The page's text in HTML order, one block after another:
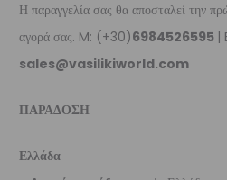
Η παραγγελία σας θα αποσταλεί την
αγορά σας. M: (+30)6984526595 |
sales@vasilikiworld.com
ΠΑΡΑΔΟΣΗ
Ελλάδα